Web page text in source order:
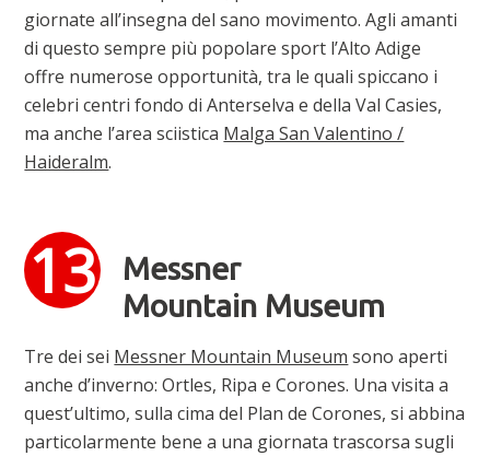
giornate all’insegna del sano movimento. Agli amanti
di questo sempre più popolare sport l’Alto Adige
offre numerose opportunità, tra le quali spiccano i
celebri centri fondo di Anterselva e della Val Casies,
ma anche l’area sciistica Malga San Valentino /
Haideralm.
Messner
Mountain Museum
Tre dei sei Messner Mountain Museum sono aperti
anche d’inverno: Ortles, Ripa e Corones. Una visita a
quest’ultimo, sulla cima del Plan de Corones, si abbina
particolarmente bene a una giornata trascorsa sugli